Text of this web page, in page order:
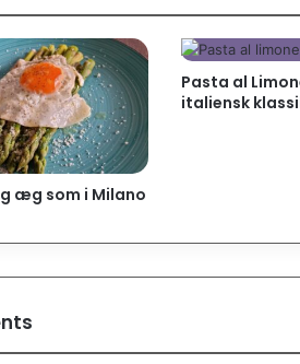
æg som i Milano
Pasta al
italiensk